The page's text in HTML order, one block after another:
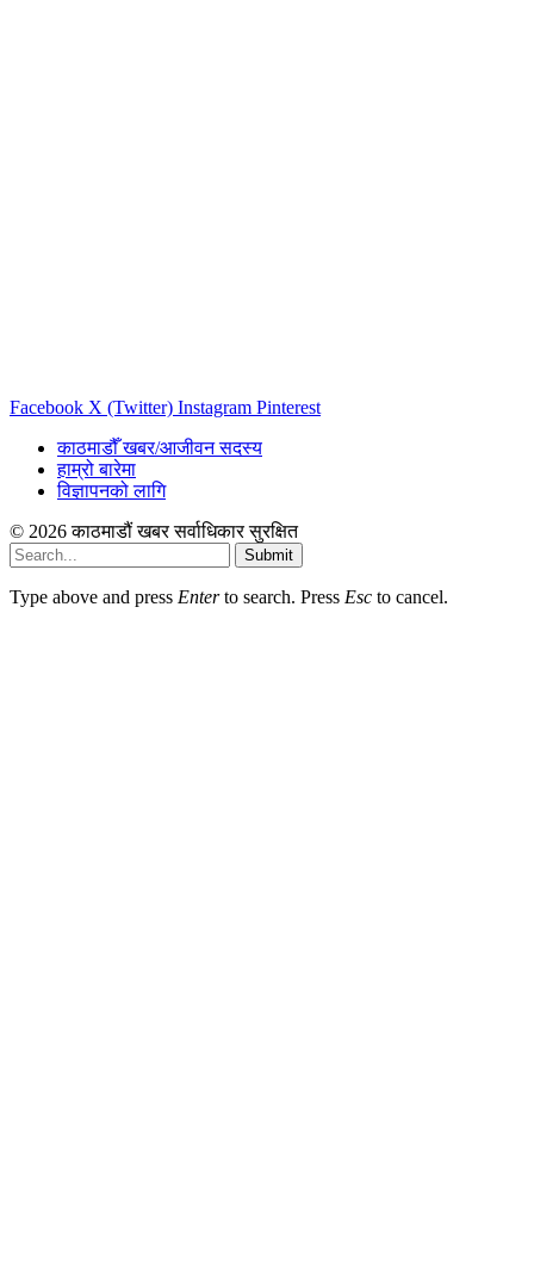
Facebook X (Twitter) Instagram Pinterest
काठमाडौँ खबर/आजीवन सदस्य
हाम्रो बारेमा
विज्ञापनको लागि
© 2026 काठमाडौं खबर सर्वाधिकार सुरक्षित
Submit
Type above and press Enterto search. Press Esc to cancel.